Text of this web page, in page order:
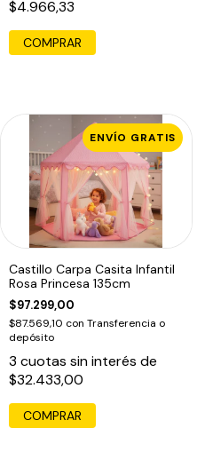
$4.966,33
ENVÍO GRATIS
Castillo Carpa Casita Infantil
Rosa Princesa 135cm
$97.299,00
$87.569,10 con Transferencia o
depósito
3 cuotas sin interés de
$32.433,00
COMPRAR